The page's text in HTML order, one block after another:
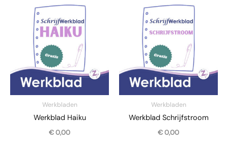
Werkbladen
Werkblad Haiku
€0,00
Werkbladen
Werkblad Schrijfstroom
€0,00